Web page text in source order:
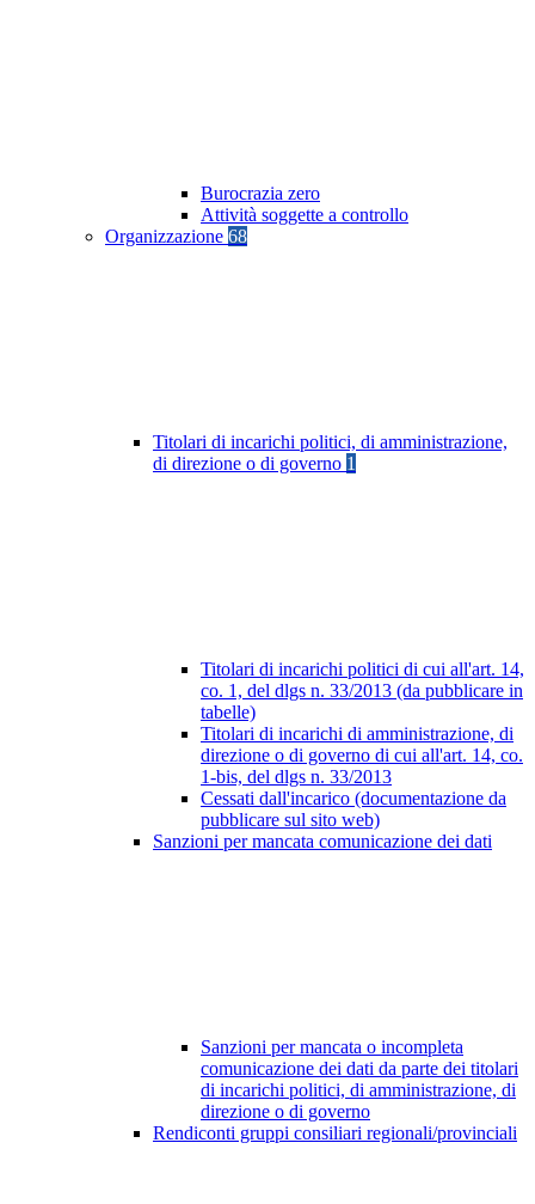
Burocrazia zero
Attività soggette a controllo
Organizzazione 68
Titolari di incarichi politici, di amministrazione,
di direzione o di governo 1
Titolari di incarichi politici di cui all'art. 14,
co. 1, del dlgs n. 33/2013 (da pubblicare in
tabelle)
Titolari di incarichi di amministrazione, di
direzione o di governo di cui all'art. 14, co.
1-bis, del dlgs n. 33/2013
Cessati dall'incarico (documentazione da
pubblicare sul sito web)
Sanzioni per mancata comunicazione dei dati
Sanzioni per mancata o incompleta
comunicazione dei dati da parte dei titolari
di incarichi politici, di amministrazione, di
direzione o di governo
Rendiconti gruppi consiliari regionali/provinciali